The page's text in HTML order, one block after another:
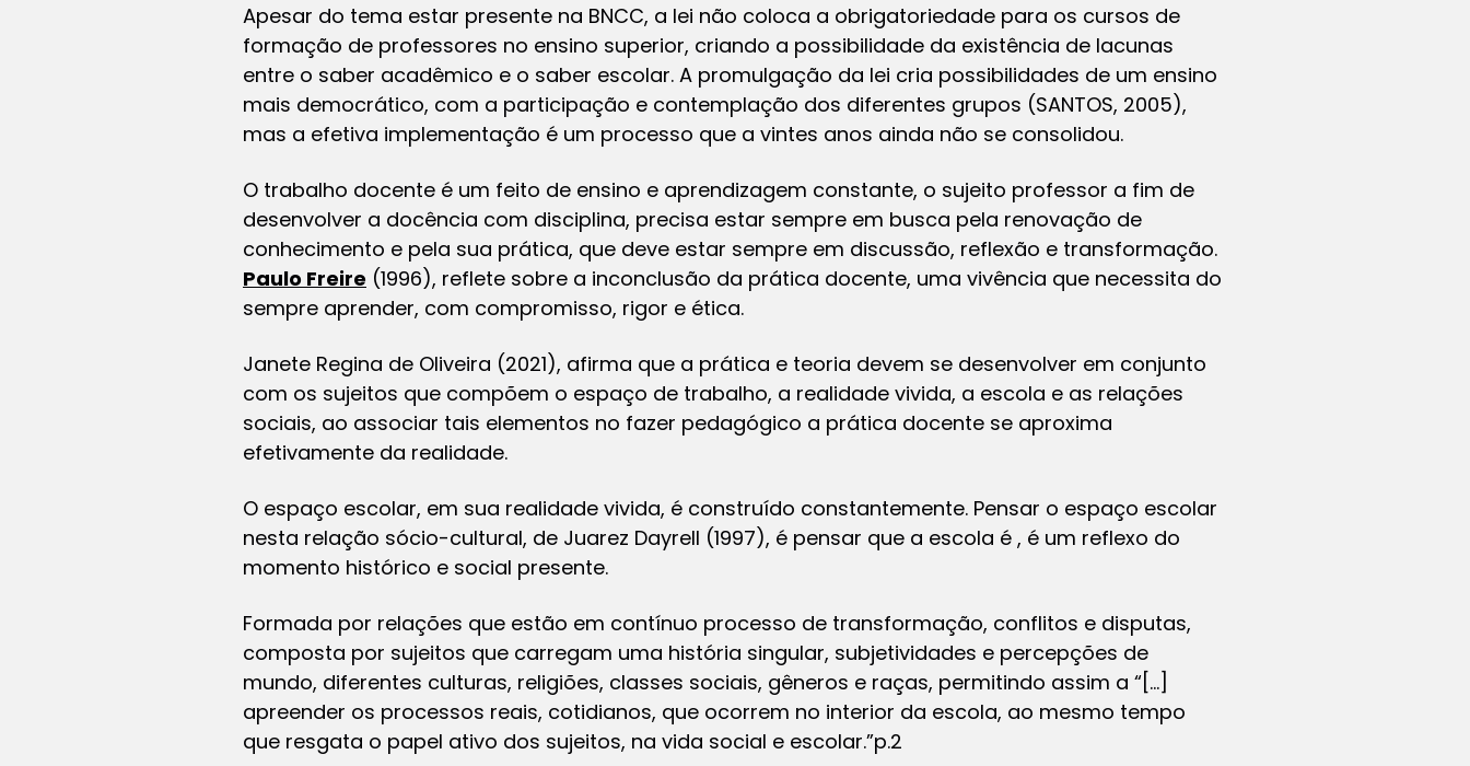
Apesar do tema estar presente na BNCC, a lei não coloca a obrigatoriedade para os cursos de
formação de professores no ensino superior, criando a possibilidade da existência de lacunas
entre o saber acadêmico e o saber escolar. A promulgação da lei cria possibilidades de um ensino
mais democrático, com a participação e contemplação dos diferentes grupos (SANTOS, 2005),
mas a efetiva implementação é um processo que a vintes anos ainda não se consolidou.
O trabalho docente é um feito de ensino e aprendizagem constante, o sujeito professor a fim de
desenvolver a docência com disciplina, precisa estar sempre em busca pela renovação de
conhecimento e pela sua prática, que deve estar sempre em discussão, reflexão e transformação.
Paulo Freire (1996), reflete sobre a inconclusão da prática docente, uma vivência que necessita do
sempre aprender, com compromisso, rigor e ética.
Janete Regina de Oliveira (2021), afirma que a prática e teoria devem se desenvolver em conjunto
com os sujeitos que compõem o espaço de trabalho, a realidade vivida, a escola e as relações
sociais, ao associar tais elementos no fazer pedagógico a prática docente se aproxima
efetivamente da realidade.
O espaço escolar, em sua realidade vivida, é construído constantemente. Pensar o espaço escolar
nesta relação sócio-cultural, de Juarez Dayrell (1997), é pensar que a escola é , é um reflexo do
momento histórico e social presente.
Formada por relações que estão em contínuo processo de transformação, conflitos e disputas,
composta por sujeitos que carregam uma história singular, subjetividades e percepções de
mundo, diferentes culturas, religiões, classes sociais, gêneros e raças, permitindo assim a “[…]
apreender os processos reais, cotidianos, que ocorrem no interior da escola, ao mesmo tempo
que resgata o papel ativo dos sujeitos, na vida social e escolar.”p.2